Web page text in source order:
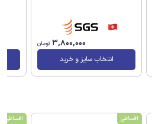
3,800,000 تومان
انتخاب سایز و خرید
اقساطی اقساطی